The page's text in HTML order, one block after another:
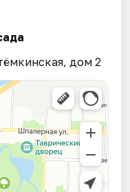
дом 2